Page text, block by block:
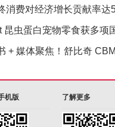
消费对经济增长贡献率达
机版 了解更多